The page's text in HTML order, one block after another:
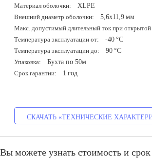
Материал оболочки: XLPE
Внешний диаметр оболочки: 5,6х11,9 мм
Макс. допустимый длительный ток при открытой
Температура эксплуатации от: -40 °С
Температура эксплуатации до: 90 °С
Упаковка: Бухта по 50м
Срок гарантии: 1 год
СКАЧАТЬ «ТЕХНИЧЕСКИЕ
Вы можете узнать стоимость и